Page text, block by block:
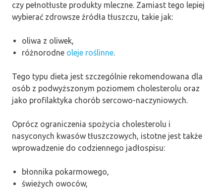
czy pełnotłuste produkty mleczne. Zamiast tego lepiej
wybierać zdrowsze źródła tłuszczu, takie jak:
oliwa z oliwek,
różnorodne oleje roślinne.
Tego typu dieta jest szczególnie rekomendowana dla
osób z podwyższonym poziomem cholesterolu oraz
jako profilaktyka chorób sercowo-naczyniowych.
Oprócz ograniczenia spożycia cholesterolu i
nasyconych kwasów tłuszczowych, istotne jest także
wprowadzenie do codziennego jadłospisu:
błonnika pokarmowego,
świeżych owoców,